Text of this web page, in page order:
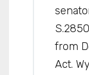
from
Act.